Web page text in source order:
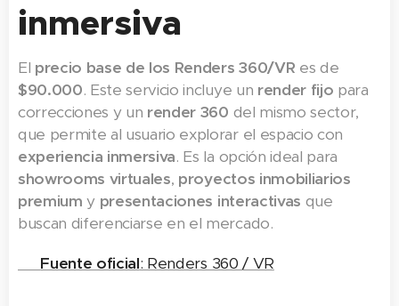
inmersiva
El precio base de los Renders 360/VR es de
$90.000. Este servicio incluye un render fijo para
correcciones y un render 360 del mismo sector,
que permite al usuario explorar el espacio con
experiencia inmersiva. Es la opción ideal para
showrooms virtuales, proyectos inmobiliarios
premium y presentaciones interactivas que
buscan diferenciarse en el mercado.
Fuente oficial: Renders 360 / VR